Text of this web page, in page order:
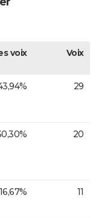
voix Voix
29
20
16,67% 11